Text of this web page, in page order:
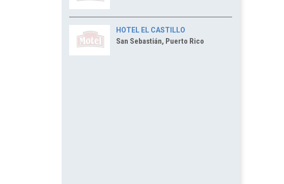
HOTEL EL CASTILLO
San Sebastián, Puerto Rico